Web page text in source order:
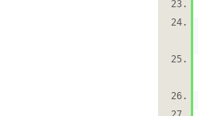
23.
24.
25.
26.